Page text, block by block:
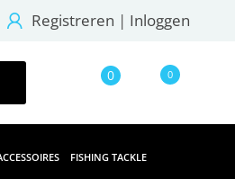
Registreren | Inloggen
0 0
FISHING TACKLE